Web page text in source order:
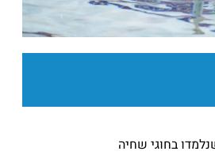
בחוגי שחיה